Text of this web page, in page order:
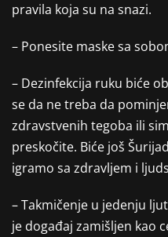
pravila koja su na snazi.
– Ponesite maske sa
– Dezinfekcija ruku biće
se da ne treba da
zdravstvenih tegoba ili
preskočite. Biće još
igramo sa zdravljem i
– Takmičenje u jedenju
je događaj zamišljen kao